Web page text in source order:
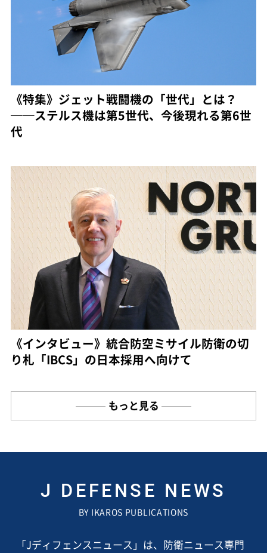
《特集》ジェット戦闘機の「世代」とは？
──ステルス機は第5世代、今後現れる第6世
代
《インタビュー》統合防空ミサイル防衛の切
り札「IBCS」の日本採用へ向けて
もっと見る
J DEFENSE NEWS
BY IKAROS PUBLICATIONS
「Jディフェンスニュース」は、防衛ニュース専門